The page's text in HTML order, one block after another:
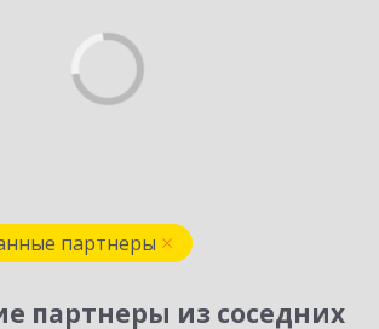
партнеры
партнеры из соседних